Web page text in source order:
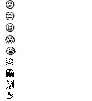
😡
😔
😫
😱
😭
💩
👻
🙌
🖕